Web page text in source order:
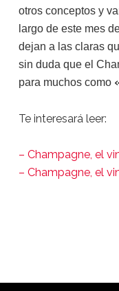
otros conceptos y
largo de este mes
dejan a las claras
sin duda que el
para muchos como
Te interesará leer:
– Champagne, el
– Champagne, el